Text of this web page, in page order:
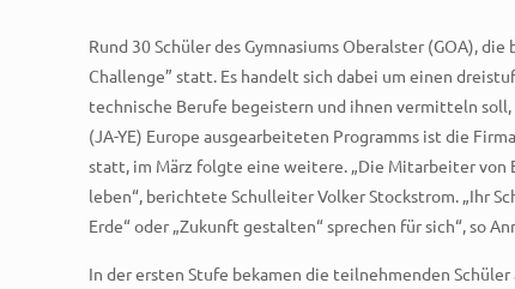
Rund 30 Schüler des Gymnasiums Oberalster (GOA),
Challenge” statt. Es handelt sich dabei um einen
technische Berufe begeistern und ihnen vermitteln
(JA-YE) Europe ausgearbeiteten Programms ist die
statt, im März folgte eine weitere. „Die Mitarbeiter von
leben“, berichtete Schulleiter Volker Stockstrom. „Ihr
Erde“ oder „Zukunft gestalten“ sprechen für sich“, so
In der ersten Stufe bekamen die teilnehmenden